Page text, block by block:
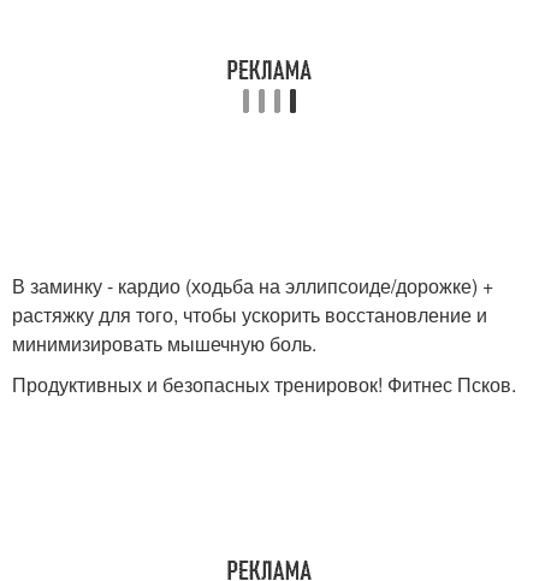
В заминку - кардио (ходьба на эллипсоиде/дорожке) +
растяжку для того, чтобы ускорить восстановление и
минимизировать мышечную боль.
Продуктивных и безопасных тренировок! Фитнес Псков.